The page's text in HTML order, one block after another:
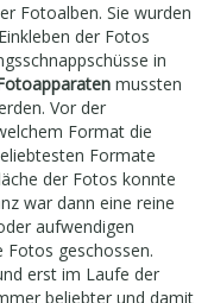
Fotoalben. Sie wurden
der Fotos
in
mussten
Vor der
Format die
Formate
der Fotos konnte
war dann eine reine
aufwendigen
Fotos geschossen.
erst im Laufe der
beliebter und damit